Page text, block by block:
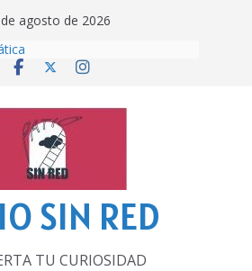
agosto de 2026
Mundial
broma infinita’ de recomendar
veraniegas
SIN RED
TU CURIOSIDAD